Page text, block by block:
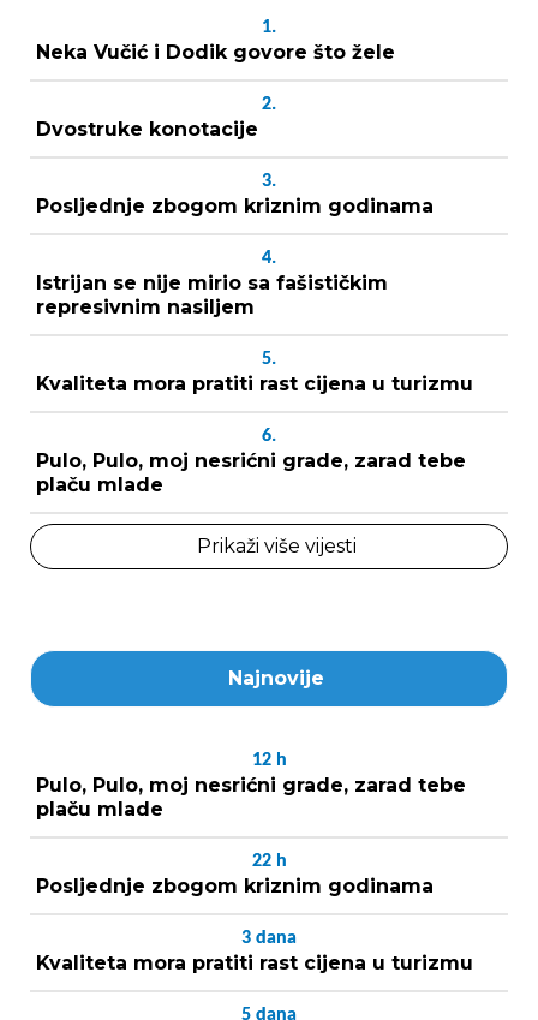
1.
Neka Vučić i Dodik govore što žele
2.
Dvostruke konotacije
3.
Posljednje zbogom kriznim godinama
4.
Istrijan se nije mirio sa fašističkim
represivnim nasiljem
5.
Kvaliteta mora pratiti rast cijena u turizmu
6.
Pulo, Pulo, moj nesrićni grade, zarad tebe
plaču mlade
Prikaži više vijesti
Najnovije
12 h
Pulo, Pulo, moj nesrićni grade, zarad tebe
plaču mlade
22 h
Posljednje zbogom kriznim godinama
3 dana
Kvaliteta mora pratiti rast cijena u turizmu
5 dana